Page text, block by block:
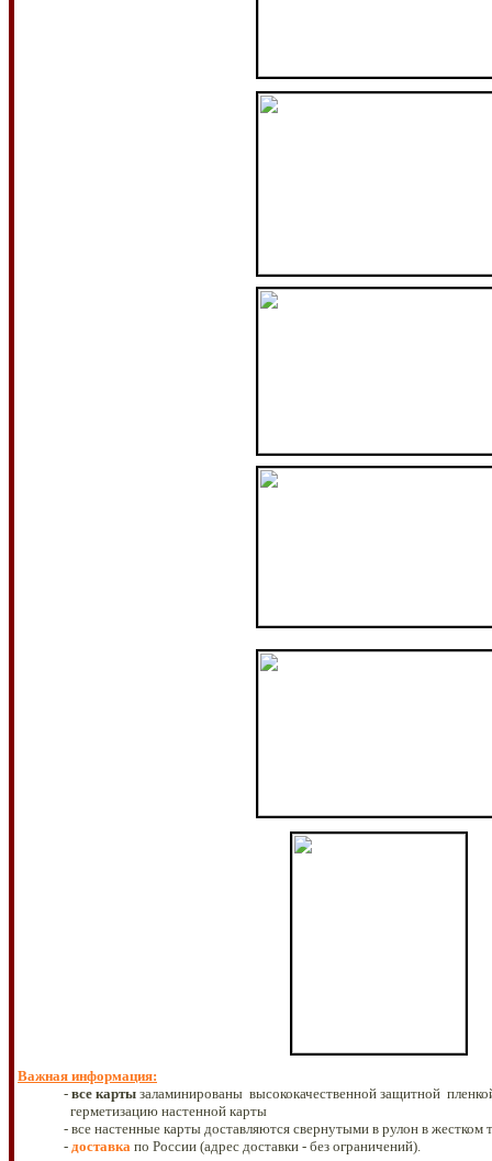
Важная информация:
- все карты заламинированы высококачественной защитной
герметизацию настенной карты
- все настенные карты доставляются свернутыми в рулон в жестком
- доставка по России (адрес доставки - без ограничений).